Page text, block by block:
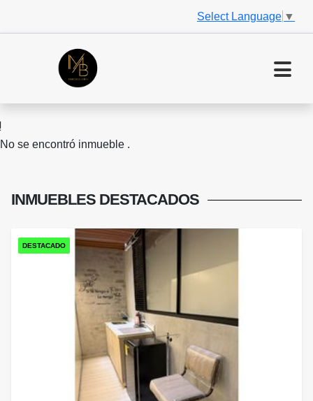
Select Language ▼
No se encontró inmueble .
INMUEBLES DESTACADOS
DESTACADO